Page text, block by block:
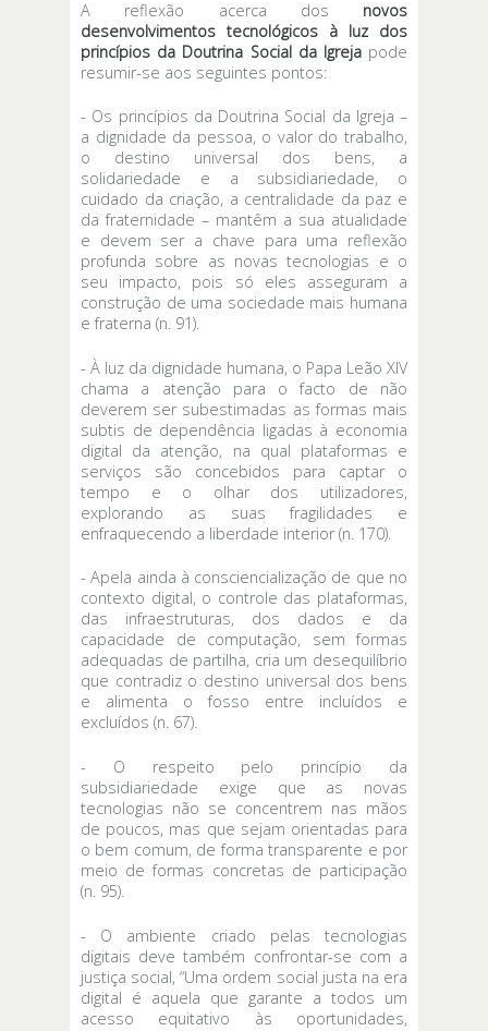
A reflexão acerca dos novos
desenvolvimentos tecnológicos à luz dos
princípios da Doutrina Social da Igrejapode
resumir-se aos seguintes pontos:
- Os princípios da Doutrina Social da Igreja –
a dignidade da pessoa, o valor do trabalho,
o destino universal dos bens, a
solidariedade e a subsidiariedade, o
cuidado da criação, a centralidade da paz e
da fraternidade – mantêm a sua atualidade
e devem ser a chave para uma reflexão
profunda sobre as novas tecnologias e o
seu impacto, pois só eles asseguram a
construção de uma sociedade mais humana
e fraterna (n. 91).
- À luz da dignidade humana, o Papa Leão XIV
chama a atenção para o facto de não
deverem ser subestimadas as formas mais
subtis de dependência ligadas à economia
digital da atenção, na qual plataformas e
serviços são concebidos para captar o
tempo e o olhar dos utilizadores,
explorando as suas fragilidades e
enfraquecendo a liberdade interior (n. 170).
- Apela ainda à consciencialização de que no
contexto digital, o controle das plataformas,
das infraestruturas, dos dados e da
capacidade de computação, sem formas
adequadas de partilha, cria um desequilíbrio
que contradiz o destino universal dos bens
e alimenta o fosso entre incluídos e
excluídos (n. 67).
- O respeito pelo princípio da
subsidiariedade exige que as novas
tecnologias não se concentrem nas mãos
de poucos, mas que sejam orientadas para
o bem comum, de forma transparente e por
meio de formas concretas de participação
(n. 95).
- O ambiente criado pelas tecnologias
digitais deve também confrontar-se com a
justiça social, “Uma ordem social justa na era
digital é aquela que garante a todos um
acesso equitativo às oportunidades,